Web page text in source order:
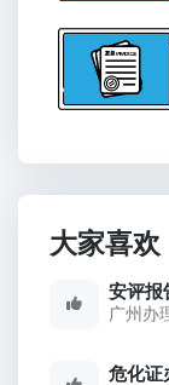
大家喜欢
安评报
广州办
危化